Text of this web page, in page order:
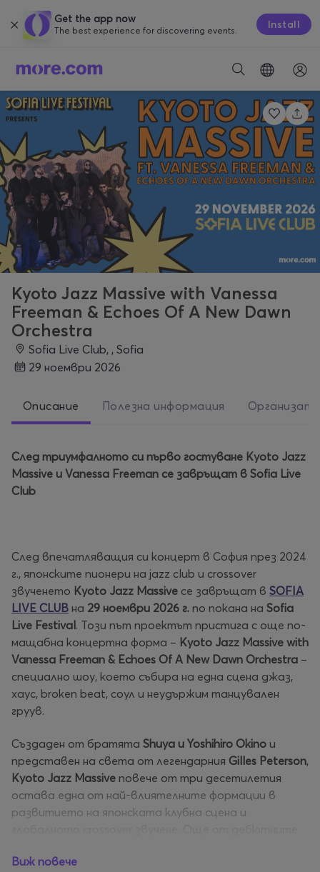
Get the app now
The best experience for discovering events. Install
Kyoto Jazz Massive with Vanessa
Freeman & Echoes Of A New Dawn
Orchestra
Sofia Live Club, , Sofia
29 ноември 2026
Описание Полезна информация
След триумфалното си първо гостуване Kyoto Jazz
Massive и Vanessa Freeman се завръщат в Sofia Live
Club
След впечатляващия си концерт в София през 2024
г., японските пионери на jazz club и crossover
звученето Kyoto Jazz Massive се завръщат в SOFIA
LIVE CLUB на 29 ноември 2026 г. по покана на Sofia
Live Festival. Този път проектът пристига с още по-
мащабна концертна форма – Kyoto Jazz Massive with
Vanessa Freeman & Echoes Of A New Dawn Orchestra –
специално шоу, което събира на една сцена джаз,
хаус, broken beat, соул и неудържим танцувален
груув.
Създаден от братята Shuya и Yoshihiro Okino и
представен на света от легендарния Gilles Peterson,
Kyoto Jazz Massive повече от три десетилетия
остава една от най-влиятелните формации в
развитието на японската клубна сцена и
собствен музикален език, свободно пространство
Виж повече